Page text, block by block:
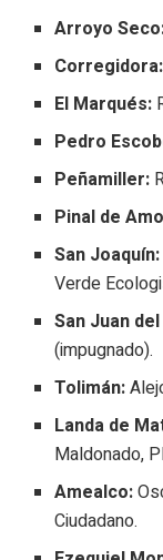
Arroyo
Corregidora:
El Marqués:
Pedro
Peñamiller:
Pinal de
San Joaquín:
Verde
San Juan
(impugnado).
Tolimán:
Landa de
Maldonado,
Amealco:
Ciudadano.